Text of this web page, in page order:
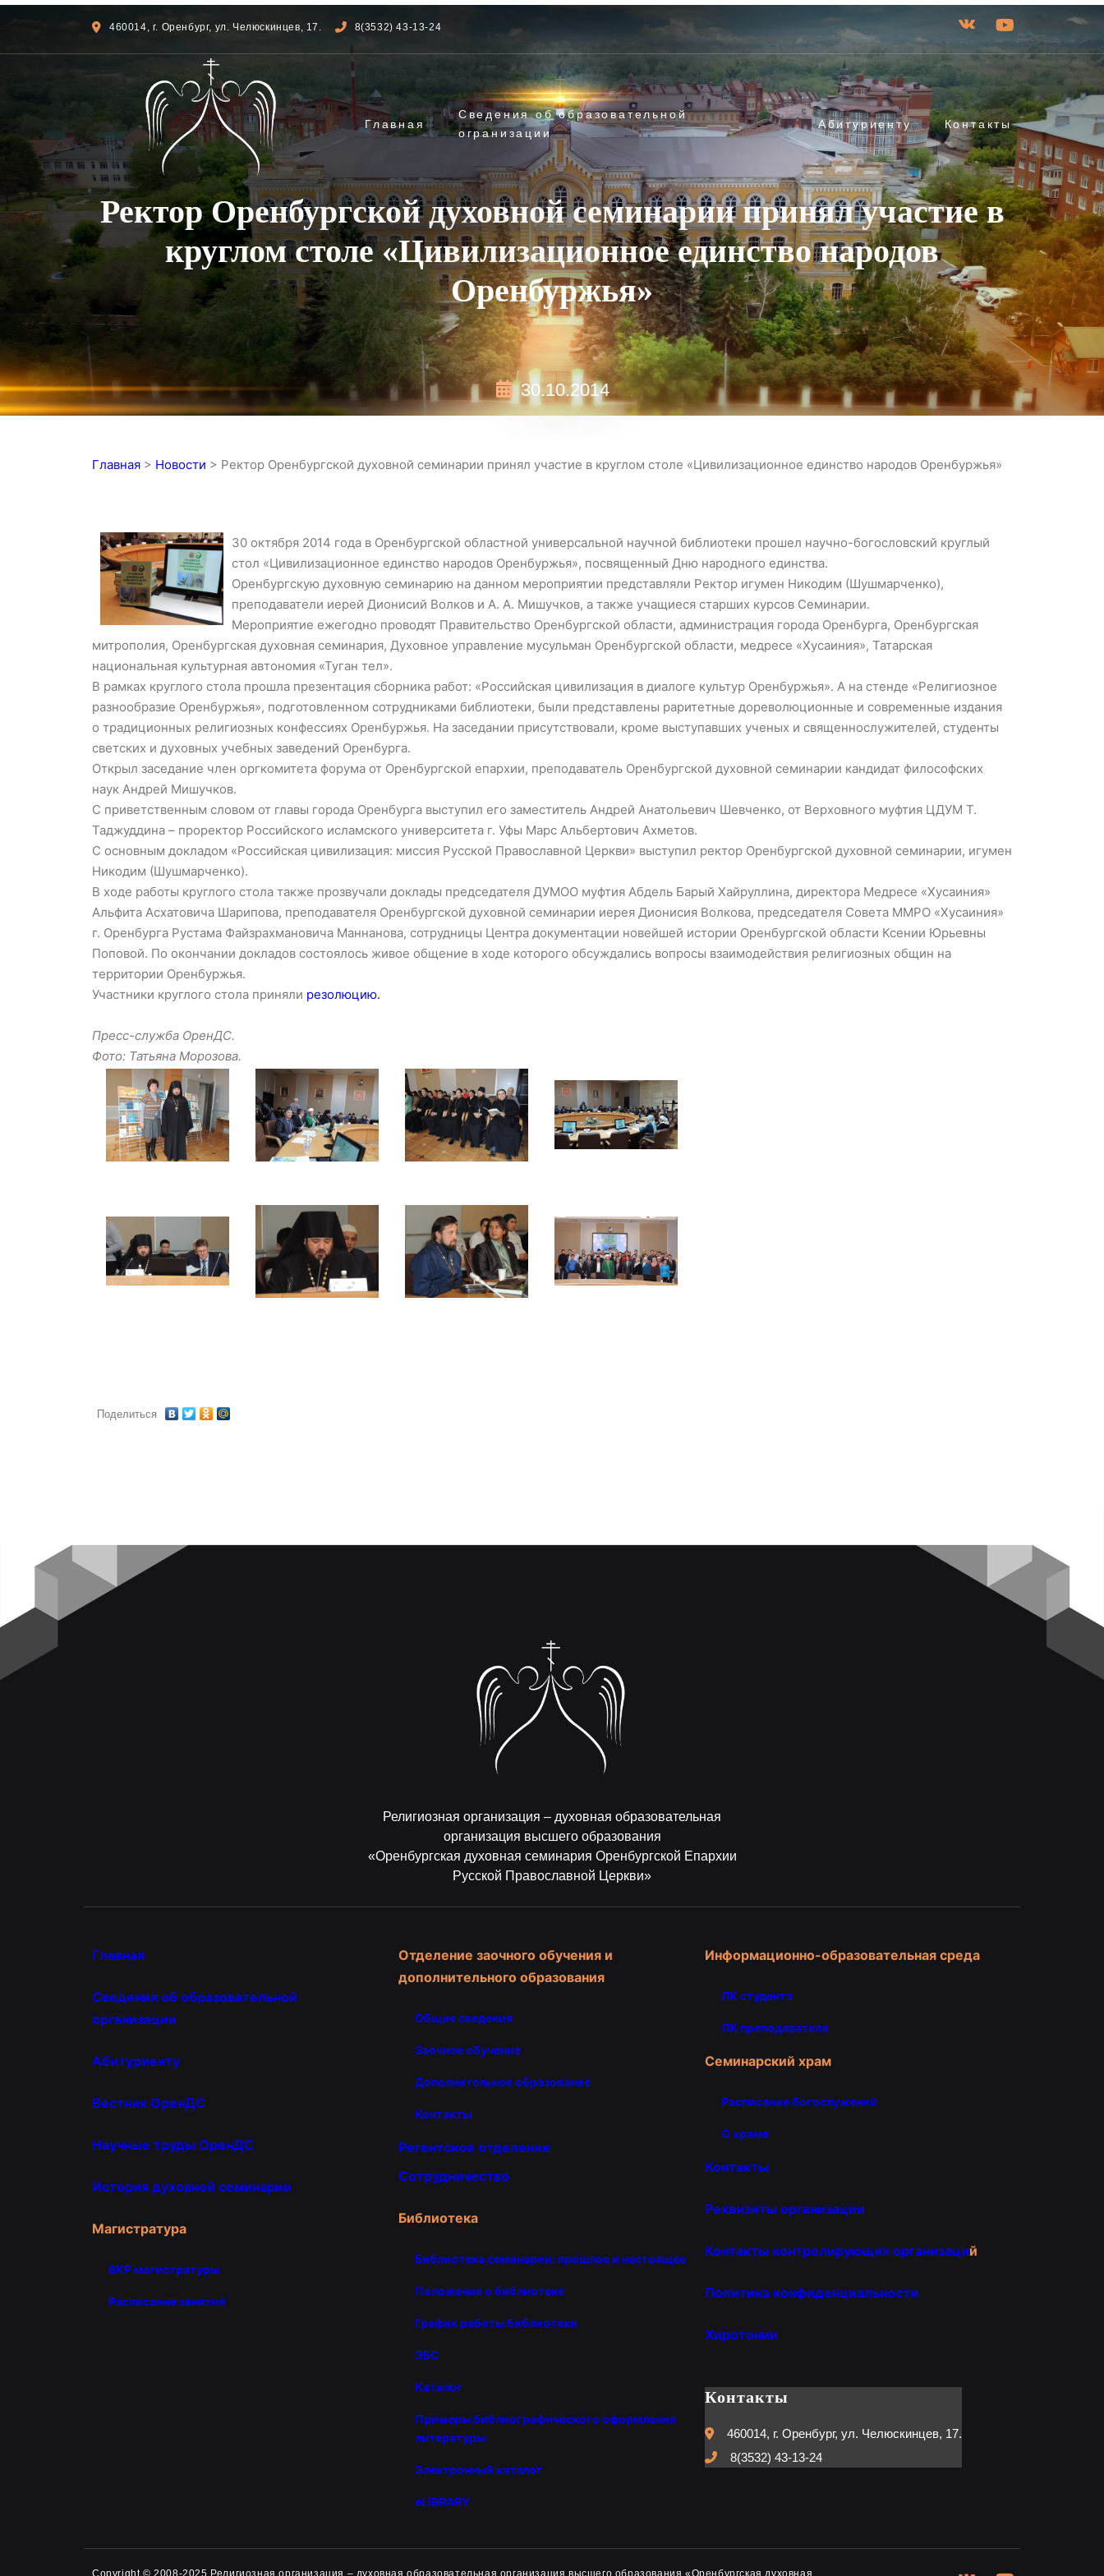
460014, г. Оренбург, ул. Челюскинцев, 17. 8(3532) 43-13-24
Главная
Сведения об образовательной
огранизации
Абитуриенту Контакты
Ректор Оренбургской духовной семинарии принял участие в
круглом столе «Цивилизационное единство народов
Оренбуржья»
30.10.2014
Главная > Новости > Ректор Оренбургской духовной семинарии принял участие в круглом столе «Цивилизационное единство народов Оренбуржья»
30 октября 2014 года в Оренбургской областной универсальной научной библиотеки прошел научно-богословский круглый
стол «Цивилизационное единство народов Оренбуржья», посвященный Дню народного единства.
Оренбургскую духовную семинарию на данном мероприятии представляли Ректор игумен Никодим (Шушмарченко),
преподаватели иерей Дионисий Волков и А. А. Мишучков, а также учащиеся старших курсов Семинарии.
Мероприятие ежегодно проводят Правительство Оренбургской области, администрация города Оренбурга, Оренбургская
митрополия, Оренбургская духовная семинария, Духовное управление мусульман Оренбургской области, медресе «Хусаиния», Татарская
национальная культурная автономия «Туган тел».
В рамках круглого стола прошла презентация сборника работ: «Российская цивилизация в диалоге культур Оренбуржья». А на стенде «Религиозное
разнообразие Оренбуржья», подготовленном сотрудниками библиотеки, были представлены раритетные дореволюционные и современные издания
о традиционных религиозных конфессиях Оренбуржья. На заседании присутствовали, кроме выступавших ученых и священнослужителей, студенты
светских и духовных учебных заведений Оренбурга.
Открыл заседание член оргкомитета форума от Оренбургской епархии, преподаватель Оренбургской духовной семинарии кандидат философских
наук Андрей Мишучков.
С приветственным словом от главы города Оренбурга выступил его заместитель Андрей Анатольевич Шевченко, от Верховного муфтия ЦДУМ Т.
Таджуддина – проректор Российского исламского университета г. Уфы Марс Альбертович Ахметов.
С основным докладом «Российская цивилизация: миссия Русской Православной Церкви» выступил ректор Оренбургской духовной семинарии, игумен
Никодим (Шушмарченко).
В ходе работы круглого стола также прозвучали доклады председателя ДУМОО муфтия Абдель Барый Хайруллина, директора Медресе «Хусаиния»
Альфита Асхатовича Шарипова, преподавателя Оренбургской духовной семинарии иерея Дионисия Волкова, председателя Совета ММРО «Хусаиния»
г. Оренбурга Рустама Файзрахмановича Маннанова, сотрудницы Центра документации новейшей истории Оренбургской области Ксении Юрьевны
Поповой. По окончании докладов состоялось живое общение в ходе которого обсуждались вопросы взаимодействия религиозных общин на
территории Оренбуржья.
Участники круглого стола приняли резолюцию.
Пресс-служба ОренДС.
Фото: Татьяна Морозова.
Поделиться
Религиозная организация – духовная образовательная
организация высшего образования
«Оренбургская духовная семинария Оренбургской Епархии
Русской Православной Церкви»
Главная
Сведения об образовательной
организации
Абитуриенту
Вестник ОренДС
Научные труды ОренДС
История духовной семинарии
Магистратура
ВКР магистратуры
Расписание занятий
Отделение заочного обучения и
дополнительного образования
Общие сведения
Заочное обучение
Дополнительное образование
Контакты
Регентское отделение
Сотрудничество
Библиотека
Библиотека семинарии: прошлое и настоящее
Положение о библиотеке
График работы библиотеки
ЭБС
Каталог
Примеры библиографического оформления
литературы
Электронный каталог
eLIBRARY
Информационно-образовательная среда
ЛК студента
ЛК преподавателя
Семинарский храм
Расписание богослужений
О храме
Контакты
Реквизиты организации
Контакты контролирующих организаций
Политика конфиденциальности
Хиротонии
Контакты
460014, г. Оренбург, ул. Челюскинцев, 17.
8(3532) 43-13-24
Copyright © 2008-2025 Религиозная организация – духовная образовательная организация высшего образования «Оренбургская духовная